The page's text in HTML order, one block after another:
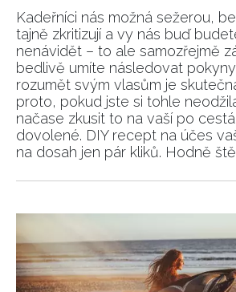
Kadeřníci nás možná sežerou,
tajně zkritizují a vy nás buď
nenávidět – to ale samozřejmě
bedlivě umíte následovat
rozumět svým vlasům je
proto, pokud jste si tohle
načase zkusit to na vaší po
dovolené. DIY recept na účes
na dosah jen pár kliků. Hodně